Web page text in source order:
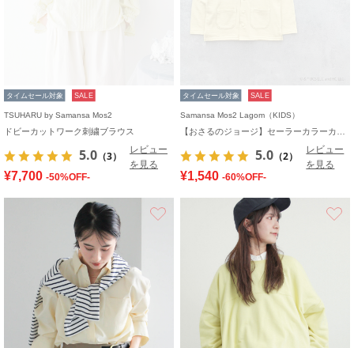
タイムセール対象 SALE
TSUHARU by Samansa Mos2
ドビーカットワーク刺繍ブラウス
5.0 （3）
レビュー
を見る
¥7,700 -50%OFF-
タイムセール対象 SALE
Samansa Mos2 Lagom（KIDS）
5.0 （2）
レビュー
を見る
¥1,540 -60%OFF-